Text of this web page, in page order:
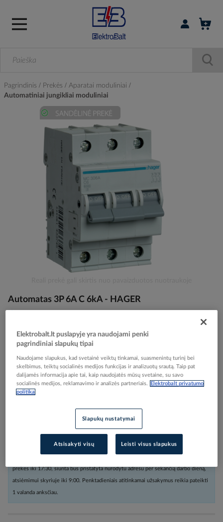
Prisijungti /
Pagrindinis Prekės
Aparatai moduliniai
Automatiniai jungikliai moduliniai
the
beginning
the
Automatas 3P 6A C 6kA - HAGER
Elektrobalt prekės kodas
EAN kodas
Prisijunkite, norėdami pamatyti kainas
prekes iki 17:30, siunta bus pristatyta nurodytu adresu per sekančią darbo dieną,
atsiėmimui skyriuje iki 9:00. Penktadieniais atitinkamai užsakymus reikia pateikti
1 valanda anksčiau.
Elektrobalt.lt puslapyje yra naudojami penki
pagrindiniai slapukų tipai
Naudojame slapukus, kad svetainė veiktų tinkamai, suasmenintų turinį bei
skelbimus, teiktų socialinės medijos funkcijas ir analizuotų srautą. Taip pat
dalijamės informacija apie tai, kaip naudojatės mūsų svetaine, su savo
socialinės medijos, reklamavimo ir analizės partneriais.
Elektrobalt privatumo
politika
Slapukų nustatymai
Atsisakyti visų Leisti visus slapukus